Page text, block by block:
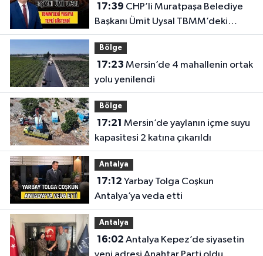
17:39
Başkanı Ümit Uysal TBMM’deki
yasaya tepki gösterdi
Bölge
17:23
yolu yenilendi
Bölge
17:21
kapasitesi 2 katına çıkarıldı
Antalya
17:12
Antalya’ya veda etti
Antalya
16:02